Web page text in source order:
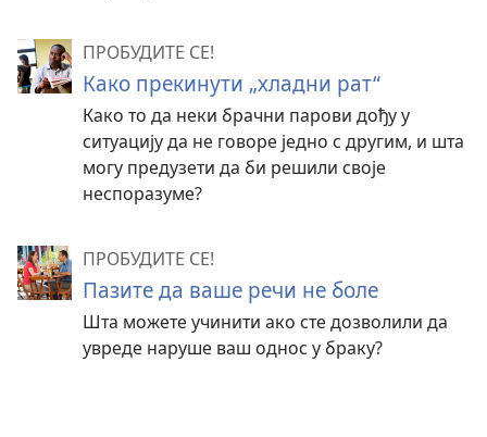
ПРОБУДИТЕ СЕ!
Како прекинути „хладни рат“
Како то да неки брачни парови дођу у
ситуацију да не говоре једно с другим, и шта
могу предузети да би решили своје
неспоразуме?
ПРОБУДИТЕ СЕ!
Пазите да ваше речи не боле
Шта можете учинити ако сте дозволили да
увреде наруше ваш однос у браку?